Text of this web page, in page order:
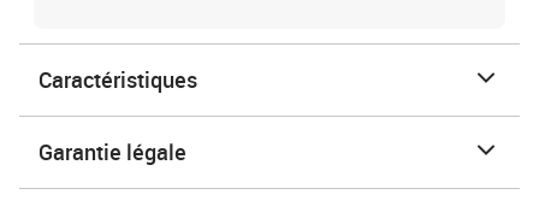
Caractéristiques
Garantie légale